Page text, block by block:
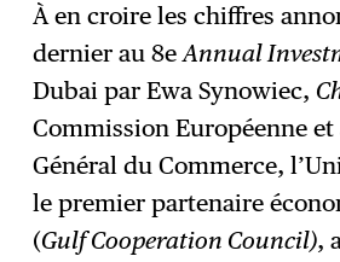
À en croire les chiffres
dernier au 8eAnnual
Dubai par Ewa Synowiec,
Commission Européenne
Général du Commerce,
le premier partenaire
(Gulf Cooperation Council),